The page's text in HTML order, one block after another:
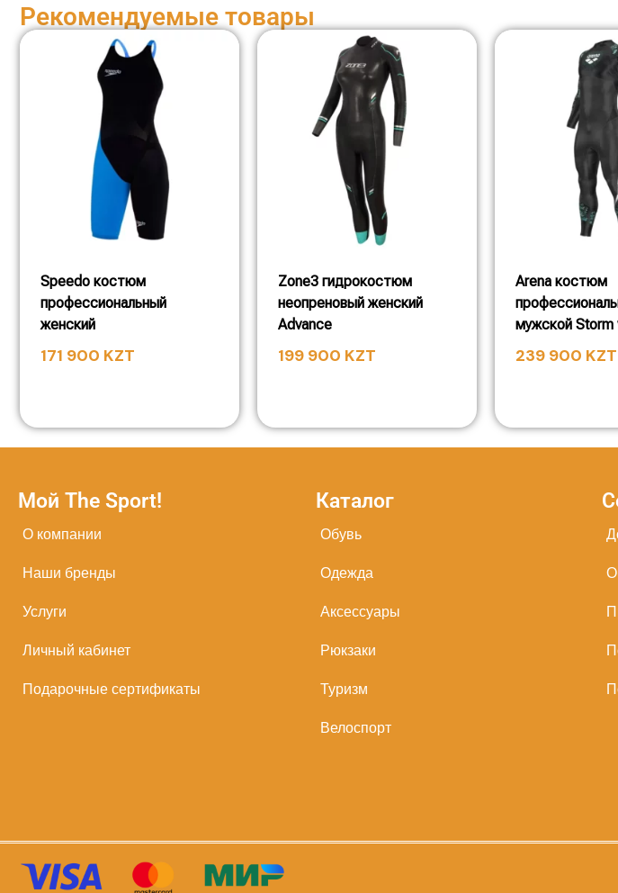
Рекомендуемые товары
Speedo костюм
профессиональный
женский
171 900 KZT
Zone3 гидрокостюм
неопреновый женский
Advance
199 900 KZT
Arena костюм
мужской Storm
239 900 KZT
Мой The Sport!
О компании
Наши бренды
Услуги
Личный кабинет
Подарочные сертификаты
Каталог
Обувь
Одежда
Аксессуары
Рюкзаки
Туризм
Велоспорт